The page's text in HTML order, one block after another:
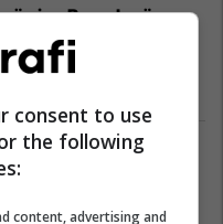
gjyq Barcelonën,
prej 4 milionë
rekordin negativ të
fillimin më të keq të
consent to use
the following
content, advertising and